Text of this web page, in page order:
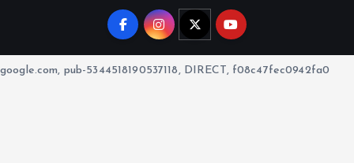
google.com, pub-5344518190537118, DIRECT, f08c47fec0942fa0